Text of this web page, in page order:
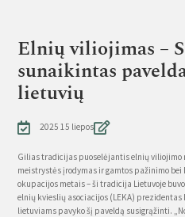
Elnių viliojimas –
sunaikintas
lietuvių
2025 15 liepos
Gilias tradicijas puoselėjantis elnių viliojimo
meistrystės įrodymas ir gamtos pažinimo
okupacijos metais – ši tradicija Lietuvoje
elnių kvieslių asociacijos (LEKA)
lietuviams pavyko šį paveldą susigrąžinti.